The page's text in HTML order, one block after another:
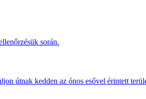
során.
útnak kedden az ónos esővel érintett